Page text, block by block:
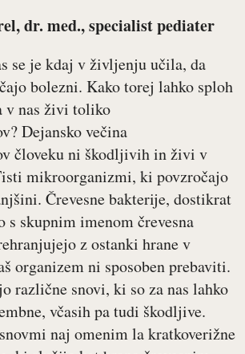
dr. med., specialist pediater
se je kdaj v življenju učila, da
bolezni. Kako torej lahko sploh
v nas živi toliko
Dejansko večina
človeku ni škodljivih in živi v
mikroorganizmi, ki povzročajo
Črevesne bakterije, dostikrat
skupnim imenom črevesna
z ostanki hrane v
organizem ni sposoben prebaviti.
različne snovi, ki so za nas lahko
včasih pa tudi škodljive.
naj omenim la kratkoverižne